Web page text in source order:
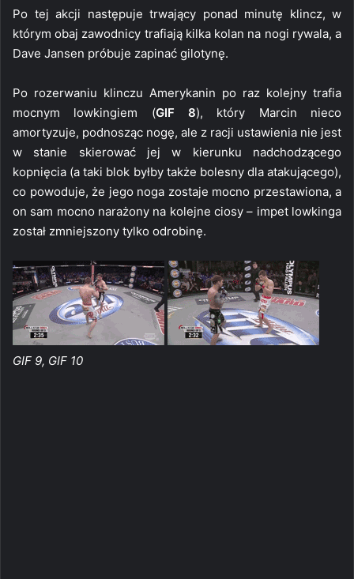
Po tej akcji następuje trwający ponad minutę klincz, w
którym obaj zawodnicy trafiają kilka kolan na nogi rywala, a
Dave Jansen próbuje zapinać gilotynę.
Po rozerwaniu klinczu Amerykanin po raz kolejny trafia
mocnym lowkingiem (GIF 8), który Marcin nieco
amortyzuje, podnosząc nogę, ale z racji ustawienia nie jest
w stanie skierować jej w kierunku nadchodzącego
kopnięcia (a taki blok byłby także bolesny dla atakującego),
co powoduje, że jego noga zostaje mocno przestawiona, a
on sam mocno narażony na kolejne ciosy – impet lowkinga
został zmniejszony tylko odrobinę.
GIF 9, GIF 10